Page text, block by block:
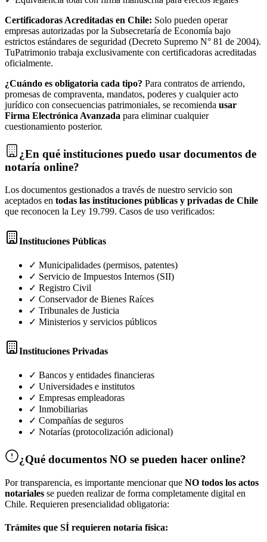
Certificadoras Acreditadas en Chile: Solo pueden operar
empresas autorizadas por la Subsecretaría de Economía bajo
estrictos estándares de seguridad (Decreto Supremo N° 81 de 2004).
TuPatrimonio trabaja exclusivamente con certificadoras acreditadas
oficialmente.
¿Cuándo es obligatoria cada tipo? Para contratos de arriendo,
promesas de compraventa, mandatos, poderes y cualquier acto
jurídico con consecuencias patrimoniales, se recomienda usar
Firma Electrónica Avanzada para eliminar cualquier
cuestionamiento posterior.
¿En qué instituciones puedo usar documentos de
notaría online?
Los documentos gestionados a través de nuestro servicio son
aceptados en todas las instituciones públicas y privadas de Chile
que reconocen la Ley 19.799. Casos de uso verificados:
Instituciones Públicas
✓ Municipalidades (permisos, patentes)
✓ Servicio de Impuestos Internos (SII)
✓ Registro Civil
✓ Conservador de Bienes Raíces
✓ Tribunales de Justicia
✓ Ministerios y servicios públicos
Instituciones Privadas
✓ Bancos y entidades financieras
✓ Universidades e institutos
✓ Empresas empleadoras
✓ Inmobiliarias
✓ Compañías de seguros
✓ Notarías (protocolización adicional)
¿Qué documentos NO se pueden hacer online?
Por transparencia, es importante mencionar que NO todos los actos
notariales se pueden realizar de forma completamente digital en
Chile. Requieren presencialidad obligatoria:
Trámites que SÍ requieren notaría física: